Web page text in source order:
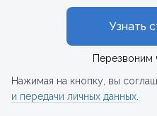
Узнать
Перезвоним
Нажимая на кнопку, вы
и передачи личных данных